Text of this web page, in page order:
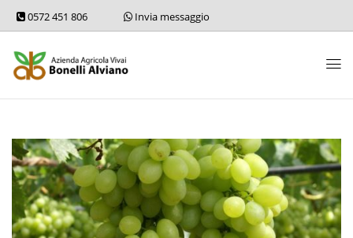
0572 451 806 Invia messaggio